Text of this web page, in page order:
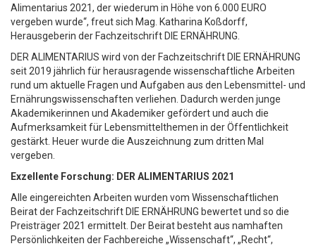
Alimentarius 2021, der wiederum in Höhe von 6.000 EURO
vergeben wurde“, freut sich Mag. Katharina Koßdorff,
Herausgeberin der Fachzeitschrift DIE ERNÄHRUNG.
DER ALIMENTARIUS wird von der Fachzeitschrift DIE ERNÄHRUNG
seit 2019 jährlich für herausragende wissenschaftliche Arbeiten
rund um aktuelle Fragen und Aufgaben aus den Lebensmittel- und
Ernährungswissenschaften verliehen. Dadurch werden junge
Akademikerinnen und Akademiker gefördert und auch die
Aufmerksamkeit für Lebensmittelthemen in der Öffentlichkeit
gestärkt. Heuer wurde die Auszeichnung zum dritten Mal
vergeben.
Exzellente Forschung: DER ALIMENTARIUS 2021
Alle eingereichten Arbeiten wurden vom Wissenschaftlichen
Beirat der Fachzeitschrift DIE ERNÄHRUNG bewertet und so die
Preisträger 2021 ermittelt. Der Beirat besteht aus namhaften
Persönlichkeiten der Fachbereiche „Wissenschaft“, „Recht“,